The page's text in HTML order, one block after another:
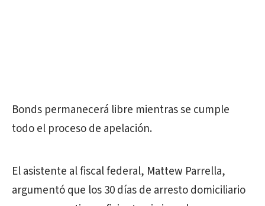
Bonds permanecerá libre mientras se cumple
todo el proceso de apelación.
El asistente al fiscal federal, Mattew Parrella,
argumentó que los 30 días de arresto domiciliario